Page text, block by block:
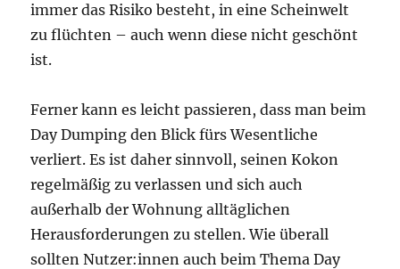
immer das Risiko besteht, in eine Scheinwelt
zu flüchten – auch wenn diese nicht geschönt
ist.
Ferner kann es leicht passieren, dass man beim
Day Dumping den Blick fürs Wesentliche
verliert. Es ist daher sinnvoll, seinen Kokon
regelmäßig zu verlassen und sich auch
außerhalb der Wohnung alltäglichen
Herausforderungen zu stellen. Wie überall
sollten Nutzer:innen auch beim Thema Day